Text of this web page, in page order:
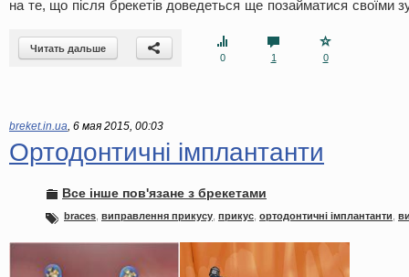
на те, що після брекетів доведеться ще позайматися своїми
Читать дальше
0
1 0
breket.in.ua, 6 мая 2015, 00:03
Ортодонтичні імплантанти
Все інше пов'язане з брекетами
braces виправлення прикусу прикус ортодонтичні імплантанти